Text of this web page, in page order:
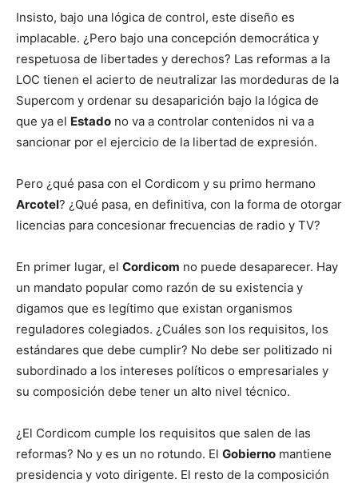
Insisto, bajo una lógica de control, este diseño es
implacable. ¿Pero bajo una concepción democrática y
respetuosa de libertades y derechos? Las reformas a la
LOC tienen el acierto de neutralizar las mordeduras de la
Supercom y ordenar su desaparición bajo la lógica de
que ya el Estado no va a controlar contenidos ni va a
sancionar por el ejercicio de la libertad de expresión.
Pero ¿qué pasa con el Cordicom y su primo hermano
Arcotel? ¿Qué pasa, en definitiva, con la forma de otorgar
licencias para concesionar frecuencias de radio y TV?
En primer lugar, el Cordicom no puede desaparecer. Hay
un mandato popular como razón de su existencia y
digamos que es legítimo que existan organismos
reguladores colegiados. ¿Cuáles son los requisitos, los
estándares que debe cumplir? No debe ser politizado ni
subordinado a los intereses políticos o empresariales y
su composición debe tener un alto nivel técnico.
¿El Cordicom cumple los requisitos que salen de las
reformas? No y es un no rotundo. El Gobierno mantiene
presidencia y voto dirigente. El resto de la composición